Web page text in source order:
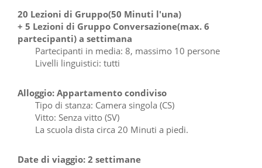
20 Lezioni di Gruppo(50 Minuti l'una)
+ 5 Lezioni di Gruppo Conversazione(max. 6
partecipanti) a settimana
Partecipanti in media: 8, massimo 10 persone
Livelli linguistici: tutti
Alloggio: Appartamento condiviso
Tipo di stanza: Camera singola (CS)
Vitto: Senza vitto (SV)
La scuola dista circa 20 Minuti a piedi.
Date di viaggio: 2 settimane